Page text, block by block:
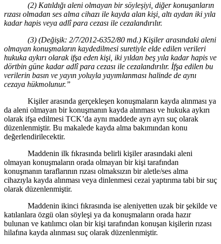
(2) Katıldığı aleni olmayan bir söyleşiyi, diğer konuşanların
rızası olmadan ses alma cihazı ile kayda alan kişi, altı aydan iki yıla
kadar hapis veya adlî para cezası ile cezalandırılır.
(3) (Değişik: 2/7/2012-6352/80 md.) Kişiler arasındaki aleni
olmayan konuşmaların kaydedilmesi suretiyle elde edilen verileri
hukuka aykırı olarak ifşa eden kişi, iki yıldan beş yıla kadar hapis ve
dörtbin güne kadar adlî para cezası ile cezalandırılır. İfşa edilen bu
verilerin basın ve yayın yoluyla yayımlanması halinde de aynı
cezaya hükmolunur.”
Kişiler arasında gerçekleşen konuşmaların kayda alınması ya
da aleni olmayan bir konuşmanın kayda alınması ve hukuka aykırı
olarak ifşa edilmesi TCK’da aynı maddede ayrı ayrı suç olarak
düzenlenmiştir. Bu makalede kayda alma bakımından konu
değerlendirilecektir.
Maddenin ilk fıkrasında belirli kişiler arasındaki aleni
olmayan konuşmaların orada olmayan bir kişi tarafından
konuşmanın taraflarının rızası olmaksızın bir aletle/ses alma
cihazıyla kayda alınması veya dinlenmesi cezai yaptırıma tabi bir suç
olarak düzenlenmiştir.
Maddenin ikinci fıkrasında ise aleniyetten uzak bir şekilde ve
katılanlara özgü olan söyleşi ya da konuşmaların orada hazır
bulunan ve katılımcı olan bir kişi tarafından konuşan kişilerin rızası
hilafına kayda alınması suç olarak düzenlenmiştir.